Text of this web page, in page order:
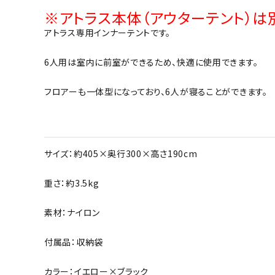
※アトラス本体（アウターテント）は
アトラス専用インナーテントです。
6人用は室内に前室ができるため、快適に使用できます。
フロアーも一体型になっており、6人が寝ることができます。
サイズ：約405×奥行300×高さ190cm
重さ：約3.5kg
素材：ナイロン
付属品：収納袋
カラー：イエロー×ブラック